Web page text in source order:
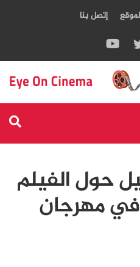
إتصل بنا
حول الفيلم
مهرجان